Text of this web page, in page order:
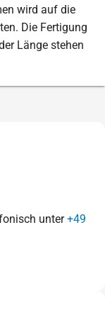
wird auf die
Die Fertigung
Länge stehen
unter+49